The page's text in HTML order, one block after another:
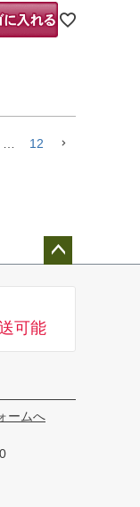
12
へ
可能
ームへ